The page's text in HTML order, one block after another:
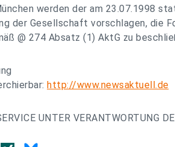
werden der am 23.07.1998
der Gesellschaft vorschlagen, die
@ 274 Absatz (1) AktG zu
http://www.newsaktuell.de
UNTER VERANTWORTUNG